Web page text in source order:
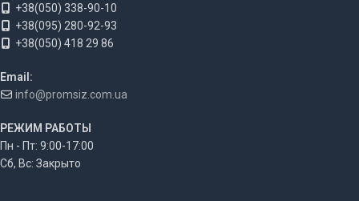
+38(050) 338-90-10
+38(095) 280-92-93
+38(050) 418 29 86
Email:
info@promsiz.com.ua
РЕЖИМ РАБОТЫ
Пн - Пт: 9:00-17:00
Сб, Вс: Закрыто